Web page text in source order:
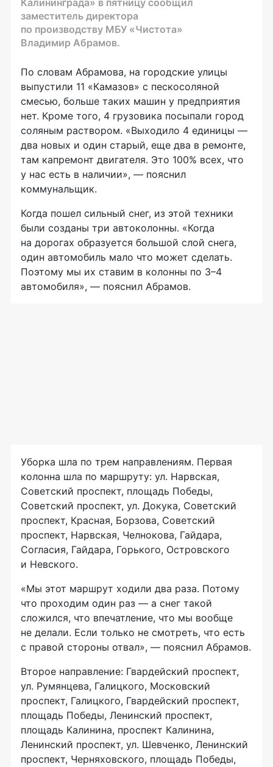
Калининграда» в пятницу сообщил
заместитель директора
по производству МБУ «Чистота»
Владимир Абрамов.
По словам Абрамова, на городские улицы
выпустили 11 «Камазов» с пескосоляной
смесью, больше таких машин у предприятия
нет. Кроме того, 4 грузовика посыпали город
соляным раствором. «Выходило 4 единицы —
два новых и один старый, еще два в ремонте,
там капремонт двигателя. Это 100% всех, что
у нас есть в наличии», — пояснил
коммунальщик.
Когда пошел сильный снег, из этой техники
были созданы три автоколонны. «Когда
на дорогах образуется большой слой снега,
один автомобиль мало что может сделать.
Поэтому мы их ставим в колонны по 3–4
автомобиля», — пояснил Абрамов.
Уборка шла по трем направлениям. Первая
колонна шла по маршруту: ул. Нарвская,
Советский проспект, площадь Победы,
Советский проспект, ул. Докука, Советский
проспект, Красная, Борзова, Советский
проспект, Нарвская, Челнокова, Гайдара,
Согласия, Гайдара, Горького, Островского
и Невского.
«Мы этот маршрут ходили два раза. Потому
что проходим один раз — а снег такой
сложился, что впечатление, что мы вообще
не делали. Если только не смотреть, что есть
с правой стороны отвал», — пояснил Абрамов.
Второе направление: Гвардейский проспект,
ул. Румянцева, Галицкого, Московский
проспект, Галицкого, Гвардейский проспект,
площадь Победы, Ленинский проспект,
площадь Калинина, проспект Калинина,
Ленинский проспект, ул. Шевченко, Ленинский
проспект, Черняховского, площадь Победы,